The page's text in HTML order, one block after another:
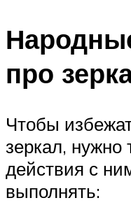
про
Чтобы
зеркал, нужно
действия с
выполнять: